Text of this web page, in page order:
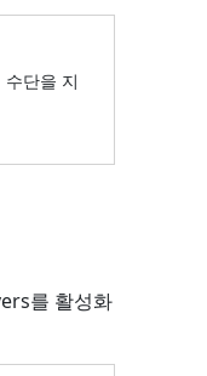
단을 지
를 활성화